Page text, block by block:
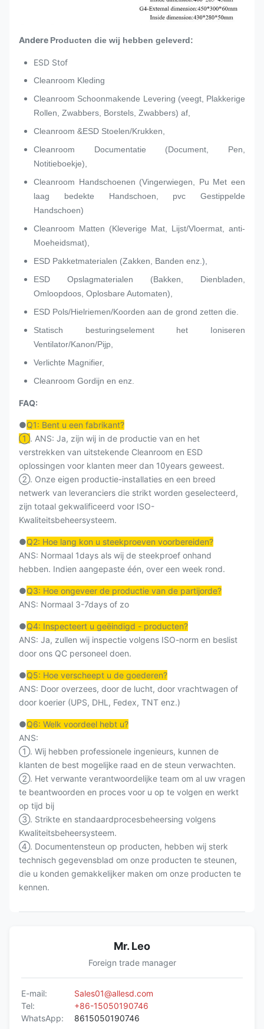
Andere Producten die wij hebben geleverd:
ESD Stof
Cleanroom Kleding
Cleanroom Schoonmakende Levering (veegt, Plakkerige
Rollen, Zwabbers, Borstels, Zwabbers) af,
Cleanroom &ESD Stoelen/Krukken,
Cleanroom Documentatie (Document, Pen,
Notitieboekje),
Cleanroom Handschoenen (Vingerwiegen, Pu Met een
laag bedekte Handschoen, pvc Gestippelde
Handschoen)
Cleanroom Matten (Kleverige Mat, Lijst/Vloermat, anti-
Moeheidsmat),
ESD Pakketmaterialen (Zakken, Banden enz.),
ESD Opslagmaterialen (Bakken, Dienbladen,
Omloopdoos, Oplosbare Automaten),
ESD Pols/Hielriemen/Koorden aan de grond zetten die.
Statisch besturingselement het Ioniseren
Ventilator/Kanon/Pijp,
Verlichte Magnifier,
Cleanroom Gordijn en enz.
FAQ:
●Q1: Bent u een fabrikant?
①. ANS: Ja, zijn wij in de productie van en het
verstrekken van uitstekende Cleanroom en ESD
oplossingen voor klanten meer dan 10years geweest.
②. Onze eigen productie-installaties en een breed
netwerk van leveranciers die strikt worden geselecteerd,
zijn totaal gekwalificeerd voor ISO-
Kwaliteitsbeheersysteem.
●Q2: Hoe lang kon u steekproeven voorbereiden?
ANS: Normaal 1days als wij de steekproef onhand
hebben. Indien aangepaste één, over een week rond.
●Q3: Hoe ongeveer de productie van de partijorde?
ANS: Normaal 3-7days of zo
●Q4: Inspecteert u geëindigd - producten?
ANS: Ja, zullen wij inspectie volgens ISO-norm en beslist
door ons QC personeel doen.
●Q5: Hoe verscheept u de goederen?
ANS: Door overzees, door de lucht, door vrachtwagen of
door koerier (UPS, DHL, Fedex, TNT enz.)
●Q6: Welk voordeel hebt u?
ANS:
①. Wij hebben professionele ingenieurs, kunnen de
klanten de best mogelijke raad en de steun verwachten.
②. Het verwante verantwoordelijke team om al uw vragen
te beantwoorden en proces voor u op te volgen en werkt
op tijd bij
③. Strikte en standaardprocesbeheersing volgens
Kwaliteitsbeheersysteem.
④. Documentensteun op producten, hebben wij sterk
technisch gegevensblad om onze producten te steunen,
die u konden gemakkelijker maken om onze producten te
kennen.
Mr. Leo
Foreign trade manager
E-mail:
Sales01@allesd.com
Tel:
+86-15050190746
WhatsApp:
8615050190746